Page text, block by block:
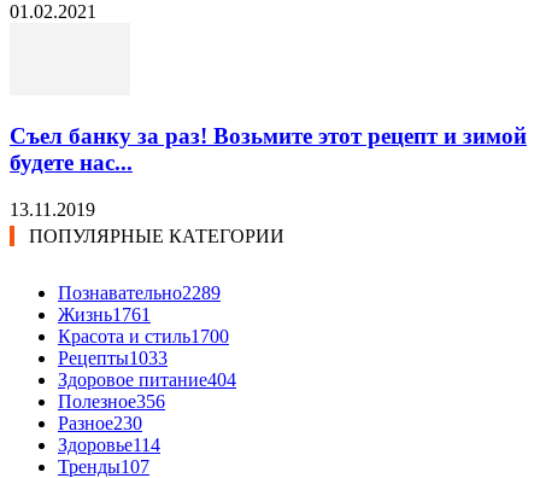
01.02.2021
Съел банку за раз! Возьмите этот рецепт и зимой
будете нас...
13.11.2019
ПОПУЛЯРНЫЕ КАТЕГОРИИ
Познавательно2289
Жизнь1761
Красота и стиль1700
Рецепты1033
Здоровое питание404
Полезное356
Разное230
Здоровье114
Тренды107